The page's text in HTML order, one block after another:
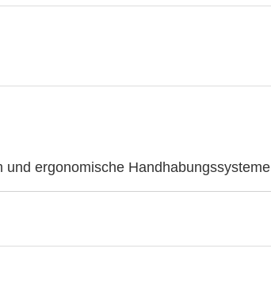
ergonomische Handhabungssysteme